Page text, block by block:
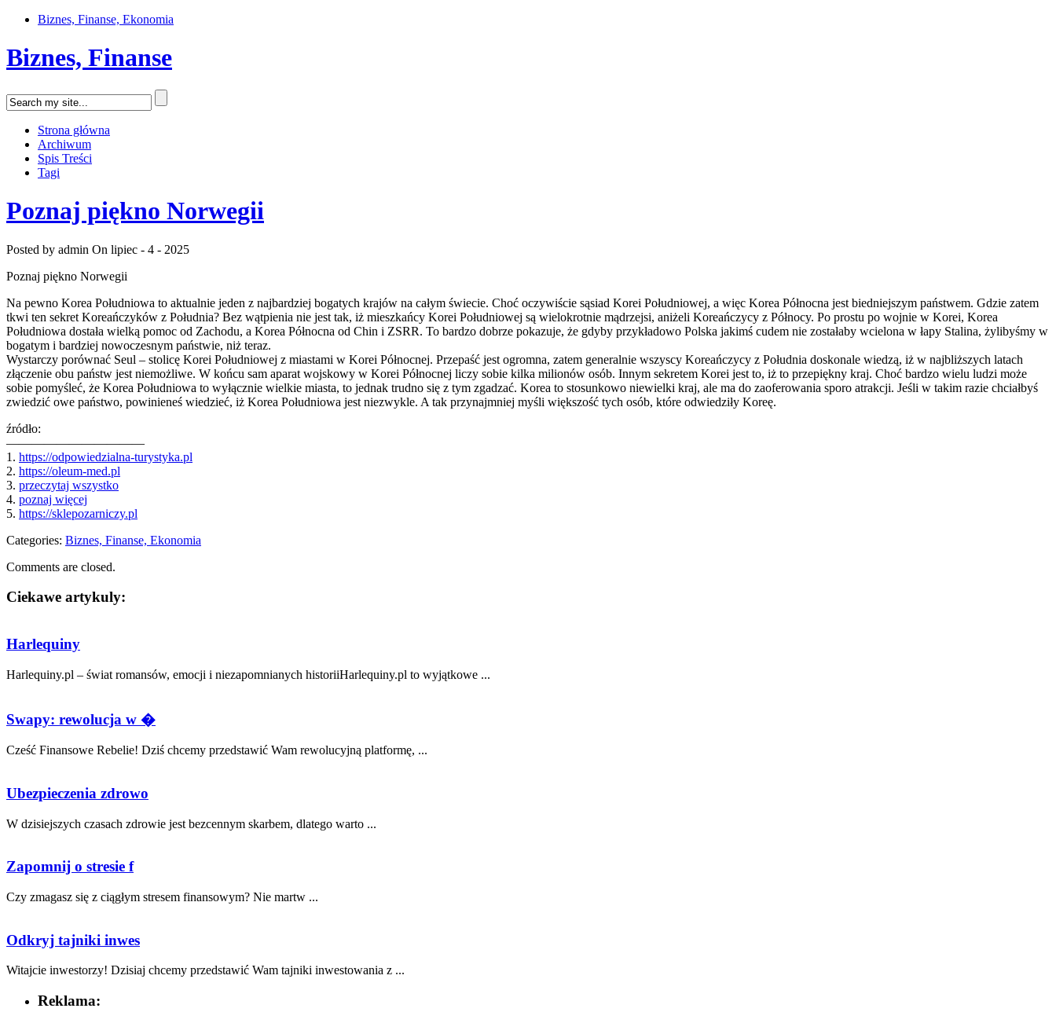
Biznes, Finanse, Ekonomia
Biznes, Finanse
Strona główna
Archiwum
Spis Treści
Tagi
Poznaj piękno Norwegii
Posted by admin On lipiec - 4 - 2025
Poznaj piękno Norwegii
Na pewno Korea Południowa to aktualnie jeden z najbardziej bogatych krajów na całym świecie. Choć oczywiście sąsiad Korei Południowej, a więc Korea Północna jest biedniejszym państwem. Gdzie zatem
tkwi ten sekret Koreańczyków z Południa? Bez wątpienia nie jest tak, iż mieszkańcy Korei Południowej są wielokrotnie mądrzejsi, aniżeli Koreańczycy z Północy. Po prostu po wojnie w Korei, Korea
Południowa dostała wielką pomoc od Zachodu, a Korea Północna od Chin i ZSRR. To bardzo dobrze pokazuje, że gdyby przykładowo Polska jakimś cudem nie zostałaby wcielona w łapy Stalina, żylibyśmy w
bogatym i bardziej nowoczesnym państwie, niż teraz.
Wystarczy porównać Seul – stolicę Korei Południowej z miastami w Korei Północnej. Przepaść jest ogromna, zatem generalnie wszyscy Koreańczycy z Południa doskonale wiedzą, iż w najbliższych latach
złączenie obu państw jest niemożliwe. W końcu sam aparat wojskowy w Korei Północnej liczy sobie kilka milionów osób. Innym sekretem Korei jest to, iż to przepiękny kraj. Choć bardzo wielu ludzi może
sobie pomyśleć, że Korea Południowa to wyłącznie wielkie miasta, to jednak trudno się z tym zgadzać. Korea to stosunkowo niewielki kraj, ale ma do zaoferowania sporo atrakcji. Jeśli w takim razie chciałbyś
zwiedzić owe państwo, powinieneś wiedzieć, iż Korea Południowa jest niezwykle. A tak przynajmniej myśli większość tych osób, które odwiedziły Koreę.
źródło:
———————————
1. https://odpowiedzialna-turystyka.pl
2. https://oleum-med.pl
3. przeczytaj wszystko
4. poznaj więcej
5. https://sklepozarniczy.pl
Categories: Biznes, Finanse, Ekonomia
Comments are closed.
Ciekawe artykuly:
Harlequiny
Harlequiny.pl – świat romansów, emocji i niezapomnianych historiiHarlequiny.pl to wyjątkowe ...
Swapy: rewolucja w �
Cześć Finansowe Rebelie! Dziś chcemy przedstawić Wam rewolucyjną platformę, ...
Ubezpieczenia zdrowo
W dzisiejszych czasach ⁤zdrowie jest⁢ bezcennym skarbem, dlatego warto ...
Zapomnij o stresie f
Czy zmagasz się z ciągłym ‌stresem finansowym? Nie martw ...
Odkryj tajniki inwes
Witajcie inwestorzy! Dzisiaj⁣ chcemy przedstawić Wam tajniki ‌inwestowania z ...
Reklama: